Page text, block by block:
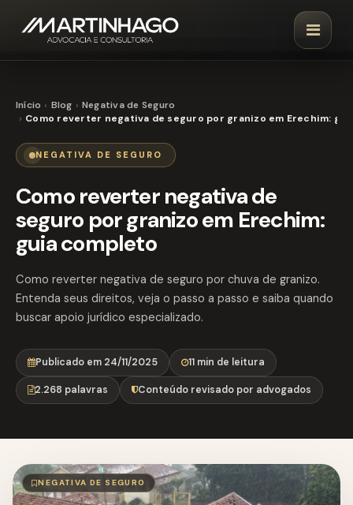
Início Blog
Negativa de Seguro
Como reverter negativa de seguro por granizo em Erechim:
NEGATIVA DE SEGURO
Como reverter negativa de
seguro por granizo em Erechim:
guia completo
Como reverter negativa de seguro por chuva de granizo.
Entenda seus direitos, veja o passo a passo e saiba quando
buscar apoio jurídico especializado.
Publicado em 24/11/2025 11 min de leitura
2.268 palavras Conteúdo revisado por advogados
NEGATIVA DE SEGURO